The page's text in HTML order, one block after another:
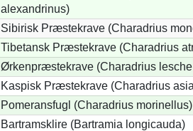
alexandrinus)
Sibirisk Præstekrave (Charadrius
Tibetansk Præstekrave (Charadrius
Ørkenpræstekrave (Charadrius
Kaspisk Præstekrave (Charadrius
Pomeransfugl (Charadrius morinellus)
Bartramsklire (Bartramia longicauda)